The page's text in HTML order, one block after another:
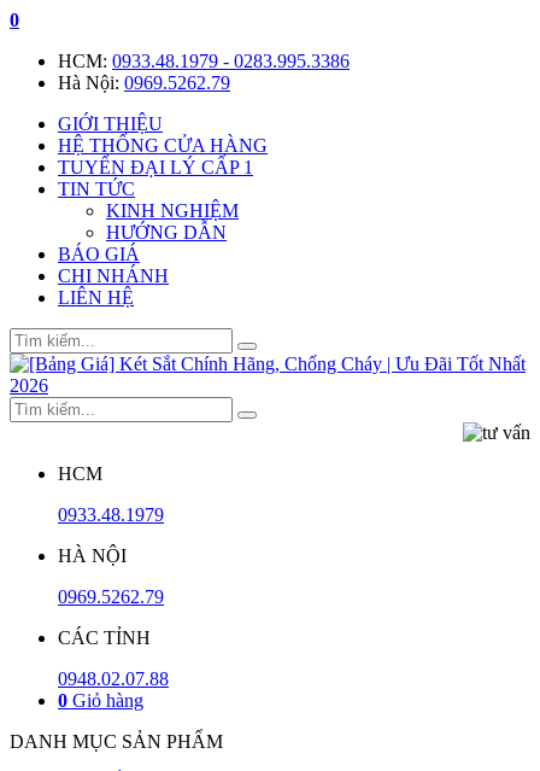
0
HCM: 0933.48.1979 - 0283.995.3386
Hà Nội: 0969.5262.79
GIỚI THIỆU
HỆ THỐNG CỬA HÀNG
TUYỂN ĐẠI LÝ CẤP 1
TIN TỨC
KINH NGHIỆM
HƯỚNG DẪN
BÁO GIÁ
CHI NHÁNH
LIÊN HỆ
HCM
0933.48.1979
HÀ NỘI
0969.5262.79
CÁC TỈNH
0948.02.07.88
0 Giỏ hàng
DANH MỤC SẢN PHẨM